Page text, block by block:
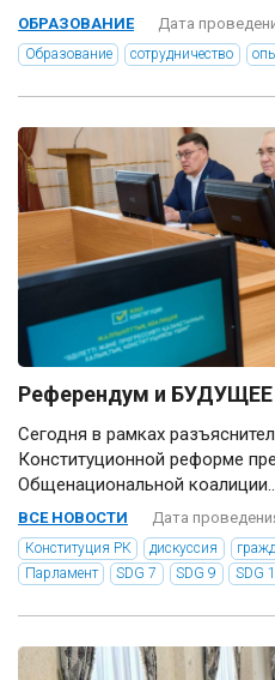
ОБРАЗОВАНИЕ Дата
Образование сотрудничество
Референдум и БУДУЩЕЕ
Сегодня в рамках
Конституционной реформе
Общенациональной
ВСЕ НОВОСТИ Дата
Конституция РК дискуссия
Парламент
SDG 7 SDG 9 SDG